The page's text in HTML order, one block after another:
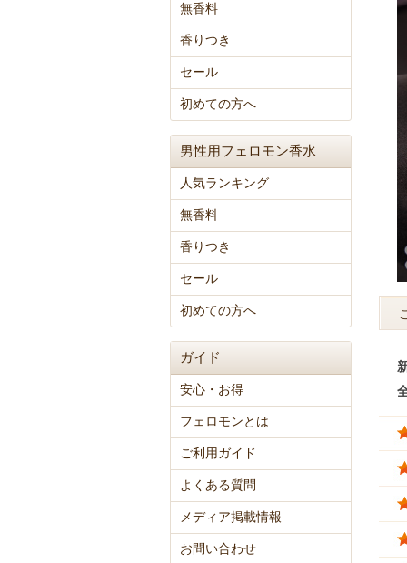
無香料
香りつき
セール
初めての方へ
男性用フェロモン香水
人気ランキング
無香料
香りつき
セール
初めての方へ
ガイド
安心・お得
フェロモンとは
ご利用ガイド
よくある質問
メディア掲載情報
お問い合わせ